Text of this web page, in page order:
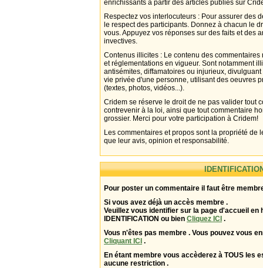
enrichissants à partir des articles publiés sur
Respectez vos interlocuteurs : Pour assurer des
le respect des participants. Donnez à chacun le
vous. Appuyez vos réponses sur des faits et des
invectives.
Contenus illicites : Le contenu des
et réglementations en vigueur. Sont notamment
antisémites, diffamatoires ou injurieux,
vie privée d'une personne, utilisant des oeuvres
(textes, photos, vidéos...).
Cridem se réserve le droit de ne pas valider tout
contrevenir à la loi, ainsi que tout commentaire
grossier. Merci pour votre participation à Cridem!
Les commentaires et propos sont la propriété de
que leur avis, opinion et responsabilité.
Pour poster un commentaire il faut être
Si vous avez déjà un accès membre .
Veuillez vous identifier sur la page d'accueil en
IDENTIFICATION ou bien Cliquez ICI .
Vous n'êtes pas membre . Vous pouvez vous
Cliquant ICI .
En étant membre vous accèderez à TOUS les
aucune restriction .